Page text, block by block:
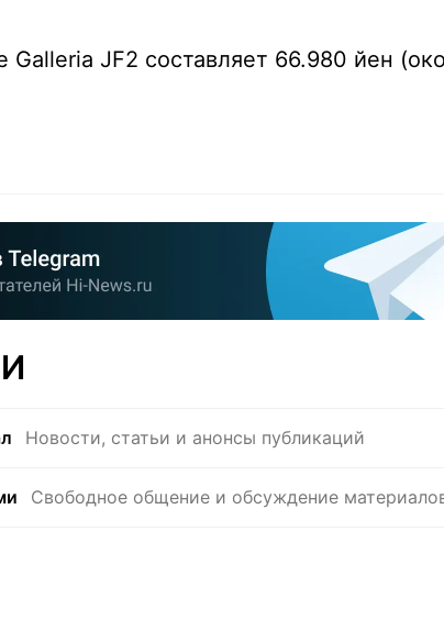
Galleria JF2 составляет 66.980 йен
Новости, статьи и анонсы публикаций
Свободное общение и обсуждение